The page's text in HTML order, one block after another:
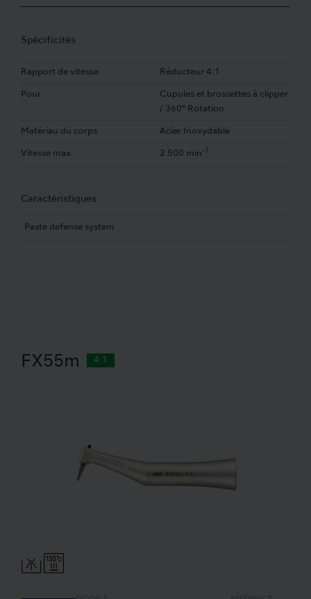
Spécificités
Rapport de vitesse Réducteur 4:1
Pour
Cupules et brossettes à clipper
/ 360° Rotation
Matériau du corps Acier Inoxydable
Vitesse max 2 500 min -1
Caractéristiques
Paste defense system
FX55m 4:1